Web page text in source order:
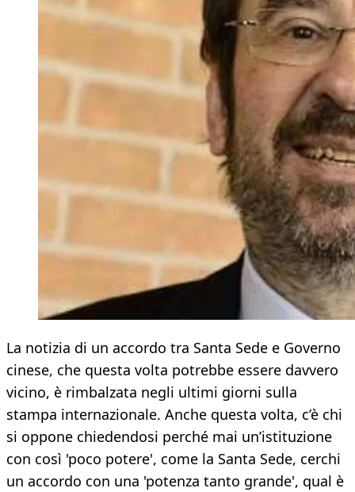
La notizia di un accordo tra Santa Sede e Governo
cinese, che questa volta potrebbe essere davvero
vicino, è rimbalzata negli ultimi giorni sulla
stampa internazionale. Anche questa volta, c’è chi
si oppone chiedendosi perché mai un’istituzione
con così 'poco potere', come la Santa Sede, cerchi
un accordo con una 'potenza tanto grande', qual è